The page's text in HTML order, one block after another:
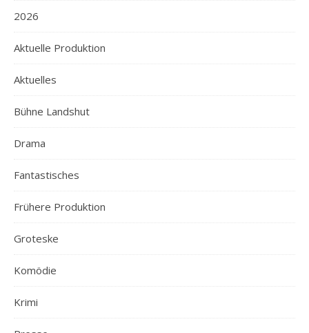
2026
Aktuelle Produktion
Aktuelles
Bühne Landshut
Drama
Fantastisches
Frühere Produktion
Groteske
Komödie
Krimi